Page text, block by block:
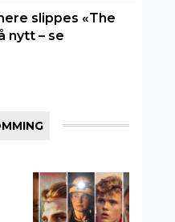
slippes «The
nytt – se